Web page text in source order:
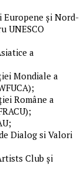
Europene și Nord-
UNESCO
a
Mondiale a
Române a
Dialog si Valori
Club și